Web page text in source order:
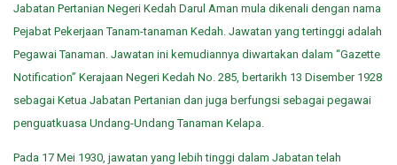
Jabatan Pertanian Negeri Kedah Darul Aman mula dikenali dengan nama
Pejabat Pekerjaan Tanam-tanaman Kedah. Jawatan yang tertinggi adalah
Pegawai Tanaman. Jawatan ini kemudiannya diwartakan dalam “Gazette
Notification” Kerajaan Negeri Kedah No. 285, bertarikh 13 Disember 1928
sebagai Ketua Jabatan Pertanian dan juga berfungsi sebagai pegawai
penguatkuasa Undang-Undang Tanaman Kelapa.
Pada 17 Mei 1930, jawatan yang lebih tinggi dalam Jabatan telah